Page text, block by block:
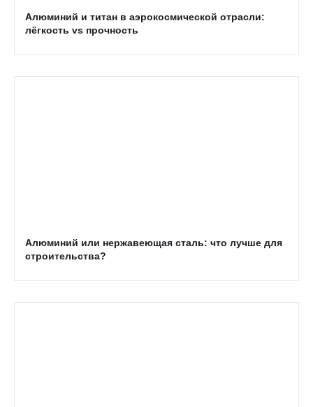
Алюминий и титан в аэрокосмической отрасли:
лёгкость vs прочность
Алюминий или нержавеющая сталь: что лучше для
строительства?